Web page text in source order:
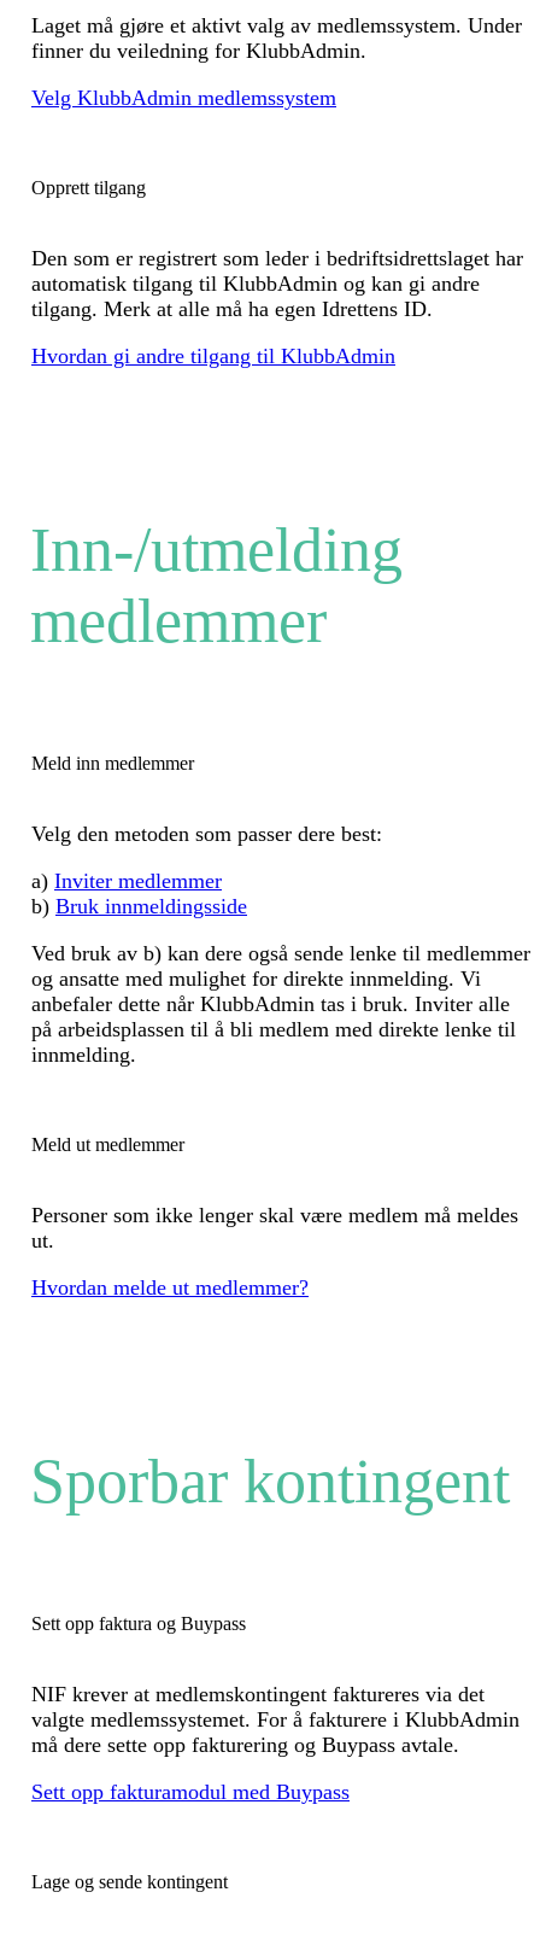
Laget må gjøre et aktivt valg av medlemssystem. Under
finner du veiledning for KlubbAdmin.
Velg KlubbAdmin medlemssystem
Opprett tilgang
Den som er registrert som leder i bedriftsidrettslaget har
automatisk tilgang til KlubbAdmin og kan gi andre
tilgang. Merk at alle må ha egen Idrettens ID.
Hvordan gi andre tilgang til KlubbAdmin
Inn-/utmelding
medlemmer
Meld inn medlemmer
Velg den metoden som passer dere best:
a) Inviter medlemmer
b) Bruk innmeldingsside
Ved bruk av b) kan dere også sende lenke til medlemmer
og ansatte med mulighet for direkte innmelding. Vi
anbefaler dette når KlubbAdmin tas i bruk. Inviter alle
på arbeidsplassen til å bli medlem med direkte lenke til
innmelding.
Meld ut medlemmer
Personer som ikke lenger skal være medlem må meldes
ut.
Hvordan melde ut medlemmer?
Sporbar kontingent
Sett opp faktura og Buypass
NIF krever at medlemskontingent faktureres via det
valgte medlemssystemet. For å fakturere i KlubbAdmin
må dere sette opp fakturering og Buypass avtale.
Sett opp fakturamodul med Buypass
Lage og sende kontingent